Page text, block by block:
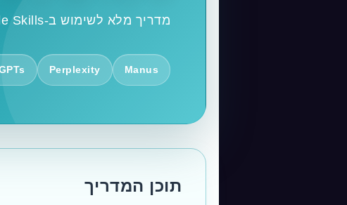
מדריך מלא לשימוש ב-Manus, Perplexity, ChatGPT, Claude Skills ו-Genspark
Manus
Perplexity
תוכן המדריך